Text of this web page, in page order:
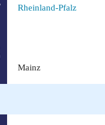
Rheinland-Pfalz
Mainz